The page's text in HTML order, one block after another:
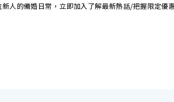
人的備婚日常，立即加入了解最新熱話/把握限定優惠